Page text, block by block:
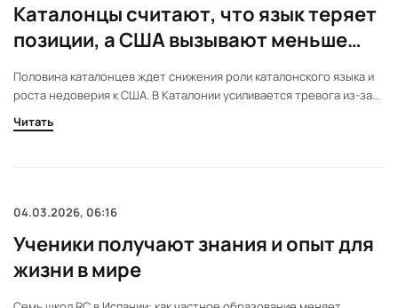
Каталонцы считают, что язык теряет
позиции, а США вызывают меньше
доверия
Половина каталонцев ждет снижения роли каталонского языка и
роста недоверия к США. В Каталонии усиливается тревога из-за
сокращения использования каталонского языка. Опрос выявил
падение симпатии к США и рост интереса к Китаю. Новые данные
Читать
04.03.2026, 06:16
Ученики получают знания и опыт для
жизни в мире